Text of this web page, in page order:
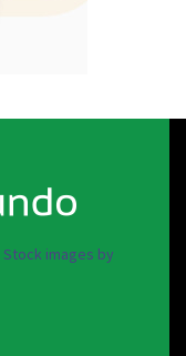
Stock images by